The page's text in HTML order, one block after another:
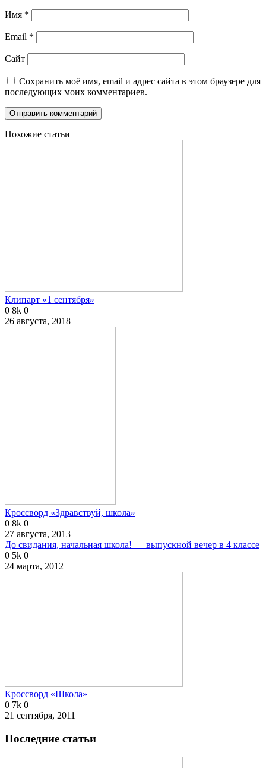
Имя *
Email *
Сайт
Сохранить моё имя, email и адрес сайта в этом браузере для
последующих моих комментариев.
Похожие статьи
Клипарт «1 сентября»
0 8k 0
26 августа, 2018
Кроссворд «Здравствуй, школа»
0 8k 0
27 августа, 2013
До свидания, начальная школа! — выпускной вечер в 4 классе
0 5k 0
24 марта, 2012
Кроссворд «Школа»
0 7k 0
21 сентября, 2011
Последние статьи